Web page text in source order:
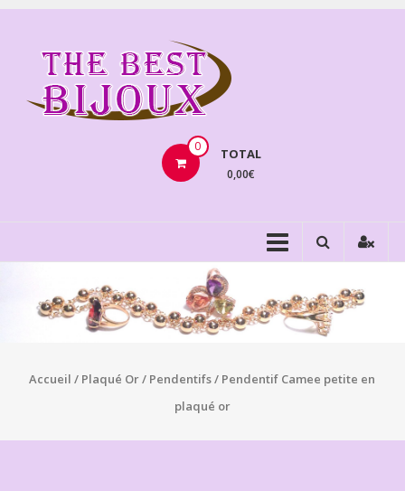
Aller
contenu
0 TOTAL
0,00€
Accueil / Plaqué Or/ Pendentifs/ Pendentif Camee petite en
plaqué or